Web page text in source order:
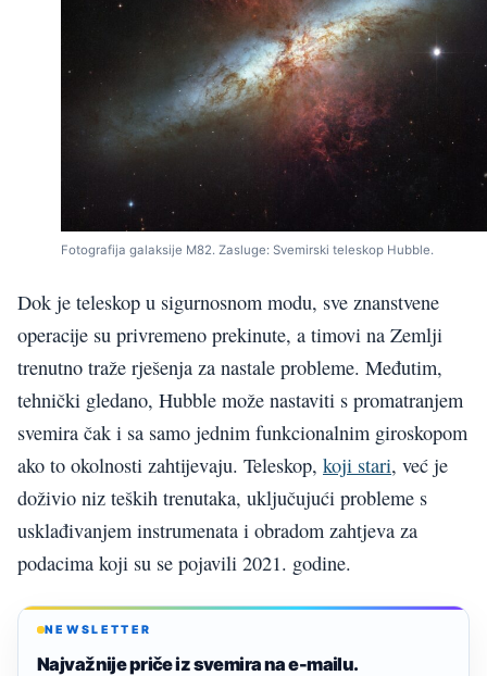
Fotografija galaksije M82. Zasluge: Svemirski teleskop Hubble.
Dok je teleskop u sigurnosnom modu, sve znanstvene
operacije su privremeno prekinute, a timovi na Zemlji
trenutno traže rješenja za nastale probleme. Međutim,
tehnički gledano, Hubble može nastaviti s promatranjem
svemira čak i sa samo jednim funkcionalnim giroskopom
ako to okolnosti zahtijevaju. Teleskop, koji stari, već je
doživio niz teških trenutaka, uključujući probleme s
usklađivanjem instrumenata i obradom zahtjeva za
podacima koji su se pojavili 2021. godine.
NEWSLETTER
Najvažnije priče iz svemira na e-mailu.